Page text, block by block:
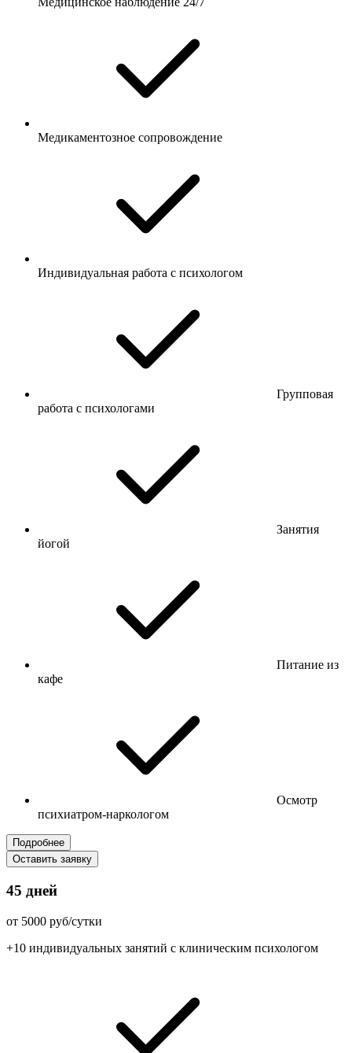
Медикаментозное сопровождение
Индивидуальная работа с психологом
Групповая
работа с психологами
Занятия
йогой
Питание из
кафе
Осмотр
психиатром-наркологом
Подробнее
Оставить заявку
45 дней
от 5000 руб/сутки
+10 индивидуальных занятий с клиническим психологом